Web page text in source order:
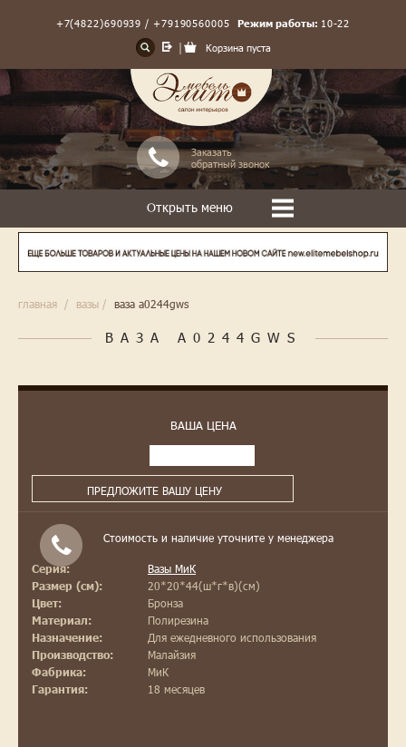
+7(4822)690939 / +79190560005 Режим работы: 10-22
Заказать
обратный звонок
Корзина пуста
Открыть меню
главная / вазы / ваза a0244gws
ВАЗА A0244GWS
ВАША ЦЕНА
ПРЕДЛОЖИТЕ ВАШУ ЦЕНУ
Стоимость и наличие уточните у менеджера
Серия: Вазы МиК
Размер (см): 20*20*44(ш*г*в)(см)
Цвет: Бронза
Материал: Полирезина
Назначение: Для ежедневного использования
Производство: Малайзия
Фабрика: МиК
Гарантия: 18 месяцев